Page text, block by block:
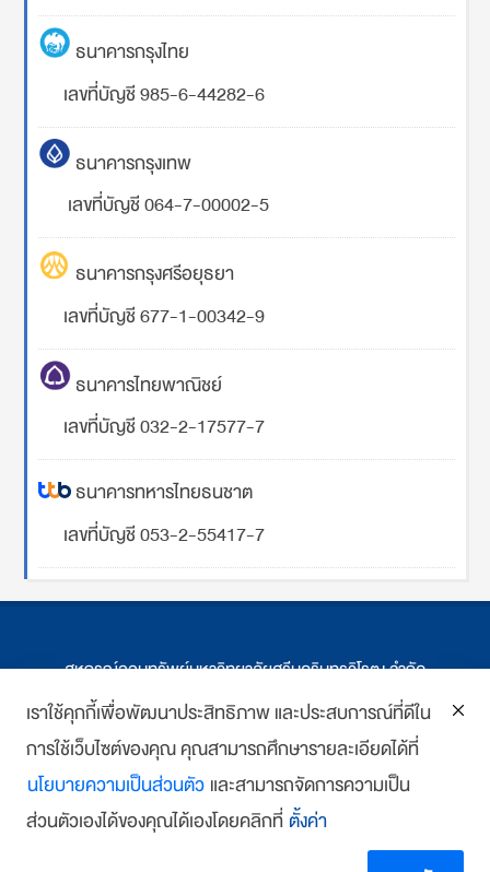
ธนาคารกรุงไทย
เลขที่บัญชี 985-6-44282-6
ธนาคารกรุงเทพ
เลขที่บัญชี 064-7-00002-5
ธนาคารกรุงศรีอยุธยา
เลขที่บัญชี 677-1-00342-9
ธนาคารไทยพาณิชย์
เลขที่บัญชี 032-2-17577-7
ธนาคารทหารไทยธนชาต
เลขที่บัญชี 053-2-55417-7
สหกรณ์ออมทรัพย์มหาวิทยาลัยศรีนครินทรวิโรฒ จำกัด
ที่ตั้ง 114 ซ.สุขุมวิท 23 ถ.สุขุมวิท กรุงเทพฯ
โทร : 02-259-1474, 02-258-0227
โทรสาร: 02-261-5703
E-mail :we*******@*******co.th
เราใช้คุกกี้เพื่อพัฒนาประสิทธิภาพ และประสบการณ์ที่ดีใน
การใช้เว็บไซต์ของคุณ คุณสามารถศึกษารายละเอียดได้ที่
นโยบายความเป็นส่วนตัว และสามารถจัดการความเป็น
ส่วนตัวเองได้ของคุณได้เองโดยคลิกที่ ตั้งค่า